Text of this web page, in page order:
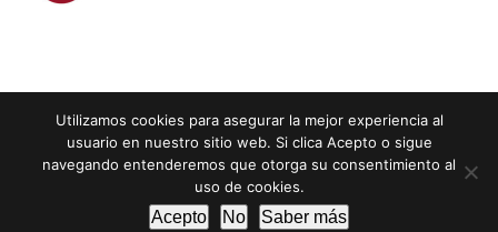
Crèdits|Avís legal|Privacitat| Cookies
MastodonInstagramYouTubePinterest
Utilizamos cookies para asegurar la mejor experiencia al
usuario en nuestro sitio web. Si clica Acepto o sigue
navegando entenderemos que otorga su consentimiento al
uso de cookies.
Acepto No Saber más